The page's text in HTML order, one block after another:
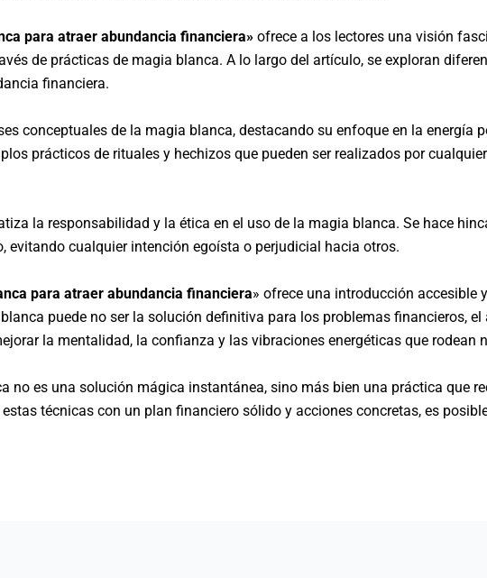
para atraer abundancia financiera» ofrece a los lectores una visión
de prácticas de magia blanca. A lo largo del artículo, se exploran
financiera.
conceptuales de la magia blanca, destacando su enfoque en la energía
prácticos de rituales y hechizos que pueden ser realizados por
la responsabilidad y la ética en el uso de la magia blanca. Se hace
evitando cualquier intención egoísta o perjudicial hacia otros.
para atraer abundancia financiera» ofrece una introducción accesible
puede no ser la solución definitiva para los problemas financieros,
la mentalidad, la confianza y las vibraciones energéticas que rodean
no es una solución mágica instantánea, sino más bien una práctica que
técnicas con un plan financiero sólido y acciones concretas, es